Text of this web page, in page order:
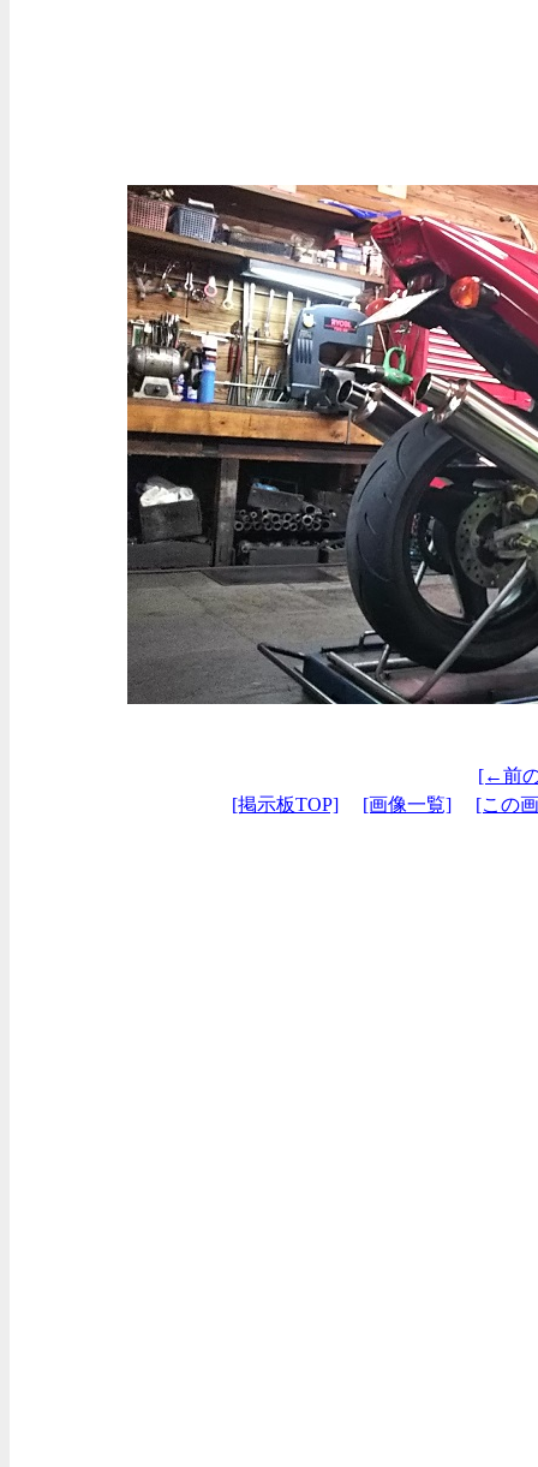
[←前
[掲示板TOP]
[画像一覧] [この